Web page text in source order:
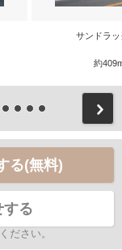
サンドラ
約
る(無料)
する
ださい。